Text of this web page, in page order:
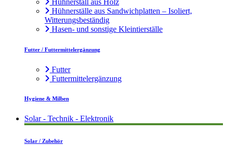
Hühnerställe aus Sandwichplatten – Isoliert,
Witterungsbeständig
Hasen- und sonstige Kleintierställe
Futter / Futtermittelergänzung
Futter
Futtermittelergänzung
Hygiene & Milben
Solar - Technik - Elektronik
Solar / Zubehör